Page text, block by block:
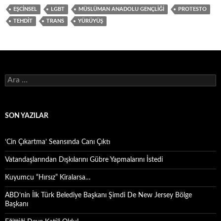
EŞCINSEL LGBT MÜSLÜMAN ANADOLU GENÇLIĞI PROTESTO
TEHDIT TRANS YÜRÜYÜŞ
Arama:
SON YAZILAR
‘Cin Çıkartma’ Seansında Canı Çıktı
Vatandaşlarından Dışkılarını Gübre Yapmalarını İstedi
Kuyumcu “Hırsız” Kiralarsa…
ABD’nin İlk Türk Belediye Başkanı Şimdi De New Jersey Bölge
Başkanı